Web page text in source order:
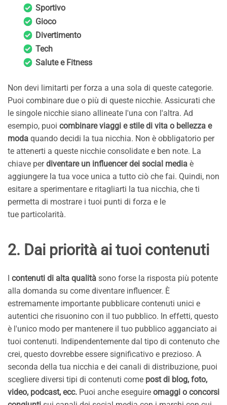
Sportivo
Gioco
Divertimento
Tech
Salute e Fitness
Non devi limitarti per forza a una sola di queste categorie.
Puoi combinare due o più di queste nicchie. Assicurati che
le singole nicchie siano allineate l'una con l'altra. Ad
esempio, puoi combinare viaggi e stile di vita o bellezza e
moda quando decidi la tua nicchia. Non è obbligatorio per
te attenerti a queste nicchie consolidate e ben note. La
chiave perdiventare un influencer dei social media è
aggiungere la tua voce unica a tutto ciò che fai. Quindi, non
esitare a sperimentare e ritagliarti la tua nicchia, che ti
permetta di mostrare i tuoi punti di forza e le
tue particolarità.
2. Dai priorità ai tuoi contenuti
I contenuti di alta qualità sono forse la risposta più potente
alla domanda su come diventare influencer. È
estremamente importante pubblicare contenuti unici e
autentici che risuonino con il tuo pubblico. In effetti, questo
è l'unico modo per mantenere il tuo pubblico agganciato ai
tuoi contenuti. Indipendentemente dal tipo di contenuto che
crei, questo dovrebbe essere significativo e prezioso. A
seconda della tua nicchia e dei canali di distribuzione, puoi
scegliere diversi tipi di contenuti come post di blog, foto,
video, podcast, ecc. Puoi anche eseguire omaggi o concorsi